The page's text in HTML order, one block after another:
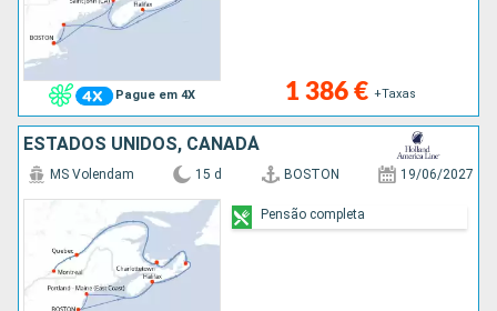
Pague em 4X 1 386 € +Taxas
ESTADOS UNIDOS, CANADÁ
MS Volendam 15 d BOSTON 19/06/2027
Pensão completa